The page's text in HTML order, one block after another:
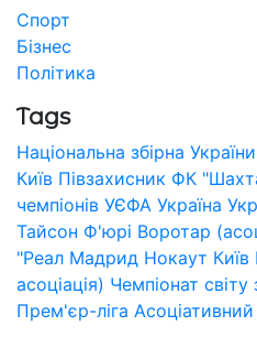
Спорт
Бізнес
Політика
Tags
Національна збірна
Київ Півзахисник ФК
чемпіонів УЄФА Україна
Тайсон Ф'юрі Воротар
"Реал Мадрид Нокаут Київ
асоціація) Чемпіонат
Прем'єр-ліга